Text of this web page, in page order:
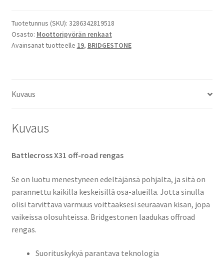
-
19
57M
määrä
Tuotetunnus (SKU): 3286342819518
Osasto: Moottoripyörän renkaat
Avainsanat tuotteelle 19, BRIDGESTONE
Kuvaus
Kuvaus
Battlecross X31 off-road rengas
Se on luotu menestyneen edeltäjänsä pohjalta, ja sitä on
parannettu kaikilla keskeisillä osa-alueilla. Jotta sinulla
olisi tarvittava varmuus voittaaksesi seuraavan kisan, jopa
vaikeissa olosuhteissa. Bridgestonen laadukas offroad
rengas.
Suorituskykyä parantava teknologia